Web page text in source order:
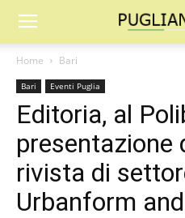
Home Bari
Bari Eventi Puglia
Editoria, al
presentazione
rivista di
Urbanform